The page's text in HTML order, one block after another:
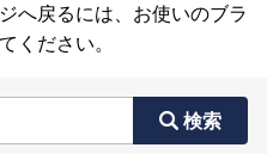
へ戻るには、お使いのブラ
ください。
検索